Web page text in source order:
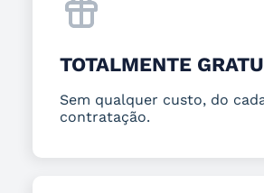
TOTALMENTE
Sem qualquer custo, do
contratação.